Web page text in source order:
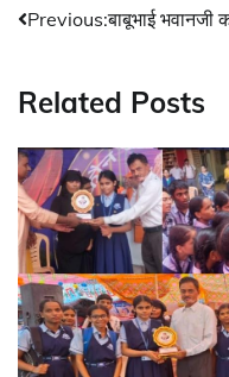
Post
Previous:बाबूभाई भवानजी
Related Posts